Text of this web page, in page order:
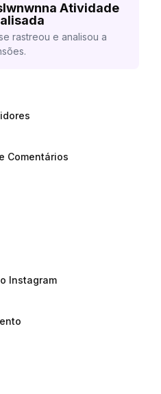
Atividade
rastreou e analisou a
Comentários
Instagram